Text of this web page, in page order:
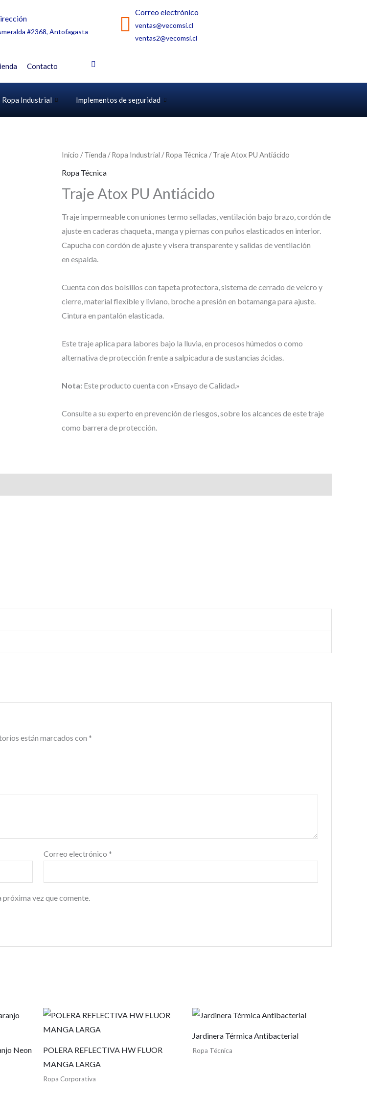
#2368, Antofagasta
Correo electrónico
ventas@vecomsi.cl
ventas2@vecomsi.cl
Contacto
Ropa Industrial Implementos de seguridad
Inicio /Tienda /Ropa Industrial /Ropa Técnica / Traje Atox PU Antiácido
Ropa Técnica
Traje Atox PU Antiácido
Traje impermeable con uniones termo selladas, ventilación bajo brazo, cordón de
ajuste en caderas chaqueta., manga y piernas con puños elasticados en interior.
Capucha con cordón de ajuste y visera transparente y salidas de ventilación
en espalda.
Cuenta con dos bolsillos con tapeta protectora, sistema de cerrado de velcro y
cierre, material flexible y liviano, broche a presión en botamanga para ajuste.
Cintura en pantalón elasticada.
Este traje aplica para labores bajo la lluvia, en procesos húmedos o como
alternativa de protección frente a salpicadura de sustancias ácidas.
Nota: Este producto cuenta con «Ensayo de Calidad.»
Consulte a su experto en prevención de riesgos, sobre los alcances de este traje
como barrera de protección.
están marcados con *
Correo electrónico *
vez que comente.
Neon
POLERA REFLECTIVA HW FLUOR
MANGA LARGA
Ropa Corporativa
Jardinera Térmica Antibacterial
Ropa Técnica